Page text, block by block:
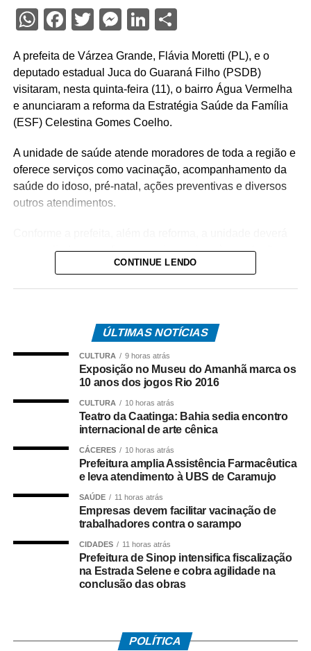
WhatsApp
Facebook
TwitterMessenger
LinkedIn
A prefeita de Várzea Grande, Flávia Moretti (PL), e o
deputado estadual Juca do Guaraná Filho (PSDB)
visitaram, nesta quinta-feira (11), o bairro Água Vermelha
e anunciaram a reforma da Estratégia Saúde da Família
(ESF) Celestina Gomes Coelho.
A unidade de saúde atende moradores de toda a região e
oferece serviços como vacinação, acompanhamento da
saúde do idoso, pré-natal, ações preventivas e diversos
outros atendimentos.
ser ampliada para oferecer mais serviços à população.
“Nossa missão é garantir que a futura obra seja
recentemente, destinou R$ 1,5 milhão para a área da
saúde do município. “Acompanho o trabalho da prefeita
Flávia e vi a unidade de saúde do Capão Grande, uma
estrutura de primeiro mundo. Isso me incentivou a
trabalhar para que o bairro Água Vermelha também
receba uma unidade com esse padrão de qualidade”,
Moradora da região, Veranice Rondon, que há oito anos
vende salgados em frente à unidade, emocionou-se ao
receber a notícia. “Esta unidade representa parte da
minha vida. Fico muito feliz com essa conquista. Oro pela
vida da prefeita e do deputado por se empenharem para
que isso aconteça”, declarou.
para os profissionais quanto para a comunidade
CONTINUE LENDO
ÚLTIMAS NOTÍCIAS
CULTURA 9 horas atrás
Exposição no Museu do Amanhã marca os
10 anos dos jogos Rio 2016
CULTURA 10 horas atrás
Teatro da Caatinga: Bahia sedia encontro
internacional de arte cênica
CÁCERES 10 horas atrás
Prefeitura amplia Assistência Farmacêutica
e leva atendimento à UBS de Caramujo
SAÚDE 11 horas atrás
Empresas devem facilitar vacinação de
trabalhadores contra o sarampo
CIDADES 11 horas atrás
Prefeitura de Sinop intensifica fiscalização
na Estrada Selene e cobra agilidade na
conclusão das obras
POLÍTICA